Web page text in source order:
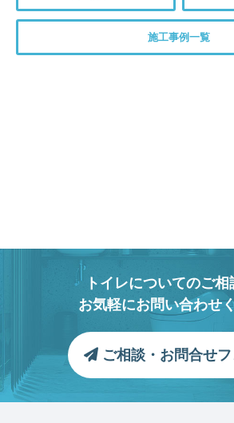
施工事例一覧
トイレについてのご相
お気軽にお問い合わせ
ご相談・お問合せフ